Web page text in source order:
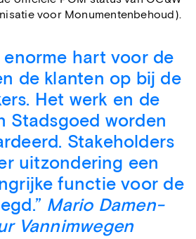
voor Monumentenbehoud).
enorme hart voor de
de klanten op bij de
Het werk en de
Stadsgoed worden
Stakeholders
uitzondering een
functie voor de
Mario Damen-
Vannimwegen